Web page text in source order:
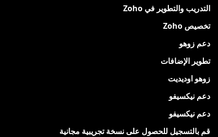
التدريب والتطوير في Zoho
تخصيص Zoho
دعم زوهو
تطوير الإضافات
زوهو اوديديت
دعم نيكسيفو
دعم نيكسيفو
قم بالتسجيل للحصول على نسخة تجريبية مجانية